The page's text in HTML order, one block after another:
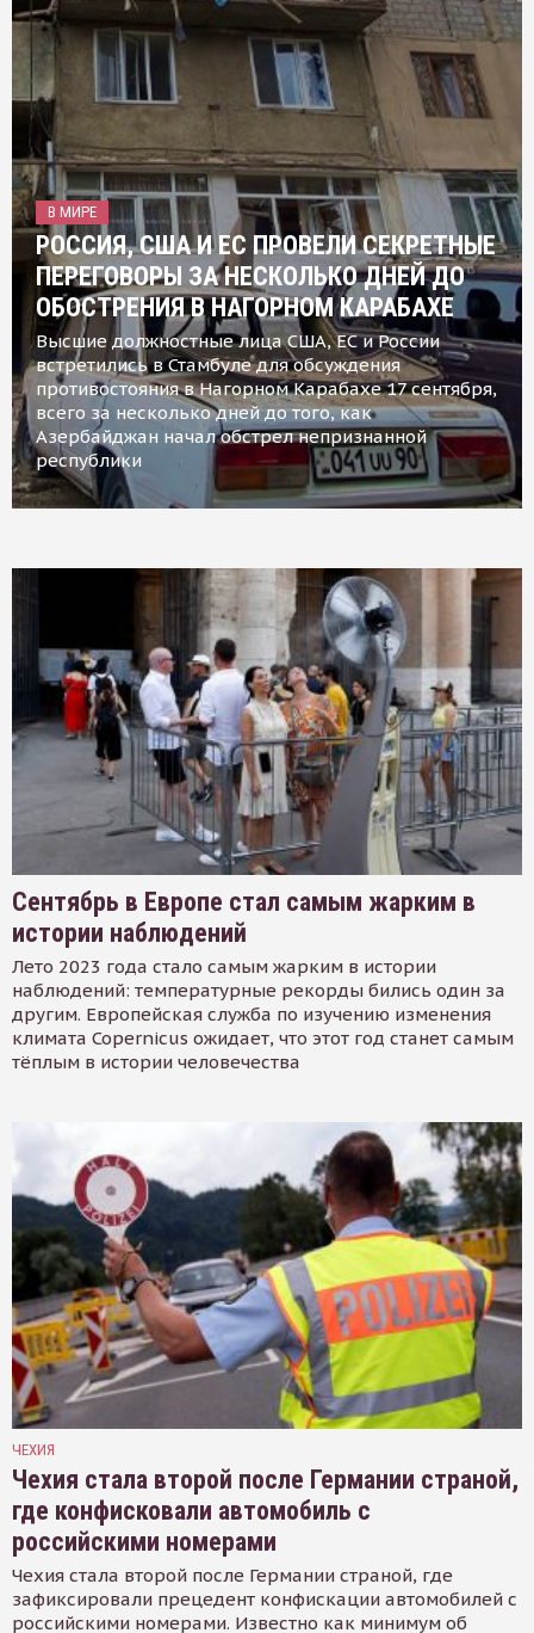
В МИРЕ
РОССИЯ, США И ЕС ПРОВЕЛИ СЕКРЕТНЫЕ
ПЕРЕГОВОРЫ ЗА НЕСКОЛЬКО ДНЕЙ ДО
ОБОСТРЕНИЯ В НАГОРНОМ КАРАБАХЕ
Высшие должностные лица США, ЕС и России
встретились в Стамбуле для обсуждения
противостояния в Нагорном Карабахе 17 сентября,
всего за несколько дней до того, как
Азербайджан начал обстрел непризнанной
республики
Сентябрь в Европе стал самым жарким в
истории наблюдений
Лето 2023 года стало самым жарким в истории
наблюдений: температурные рекорды бились один за
другим. Европейская служба по изучению изменения
климата Copernicus ожидает, что этот год станет самым
тёплым в истории человечества
ЧЕХИЯ
Чехия стала второй после Германии страной,
где конфисковали автомобиль с
российскими номерами
Чехия стала второй после Германии страной, где
зафиксировали прецедент конфискации автомобилей с
российскими номерами. Известно как минимум об